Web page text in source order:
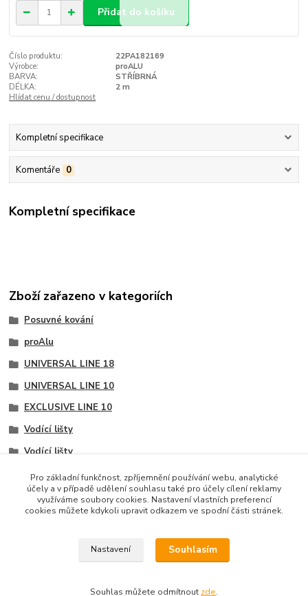
Přidat do košíku
Číslo produktu:
22PA182169
Výrobce:
proALU
BARVA:
STŘÍBRNÁ
DÉLKA:
2 m
Hlídat cenu / dostupnost
Kompletní specifikace
Komentáře 0
Kompletní specifikace
Zboží zařazeno v kategoriích
Posuvné kování
proAlu
UNIVERSAL LINE 18
UNIVERSAL LINE 10
EXCLUSIVE LINE 10
Vodící lišty
Vodící lišty
Vodící lišty
Upravit sběr cookies.
Pro základní funkčnost, zpříjemnění používání webu, analytické
účely a v případě udělení souhlasu také pro účely cílení reklamy
využíváme soubory cookies. Nastavení vlastních preferencí
cookies můžete kdykoli upravit odkazem ve spodní části stránek.
Nastavení Souhlasím
Souhlas můžete odmítnout zde.